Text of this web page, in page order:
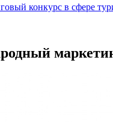
конкурс в сфере